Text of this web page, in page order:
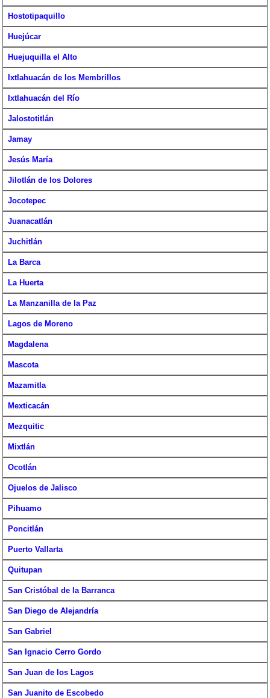
Hostotipaquillo
Huejúcar
Huejuquilla el Alto
Ixtlahuacán de los Membrillos
Ixtlahuacán del Río
Jalostotitlán
Jamay
Jesús María
Jilotlán de los Dolores
Jocotepec
Juanacatlán
Juchitlán
La Barca
La Huerta
La Manzanilla de la Paz
Lagos de Moreno
Magdalena
Mascota
Mazamitla
Mexticacán
Mezquitic
Mixtlán
Ocotlán
Ojuelos de Jalisco
Pihuamo
Poncitlán
Puerto Vallarta
Quitupan
San Cristóbal de la Barranca
San Diego de Alejandría
San Gabriel
San Ignacio Cerro Gordo
San Juan de los Lagos
San Juanito de Escobedo